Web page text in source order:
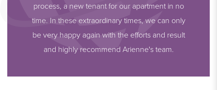
process, a new tenant for our apartment in no
time. In these extraordinary times, we can only
be very happy again with the efforts and result
and highly recommend Arienne's team.